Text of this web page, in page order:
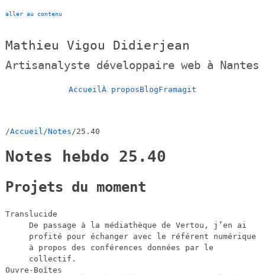
aller au contenu
Mathieu Vigou Didierjean
Artisanalyste développaire web à Nantes
Accueil À proposBlogFramagit
Accueil Notes 25.40
Notes hebdo 25.40
Projets du moment
Translucide
De passage à la médiathèque de Vertou, j’en ai
profité pour échanger avec le référent numérique
à propos des conférences données par le
collectif.
Ouvre-Boîtes